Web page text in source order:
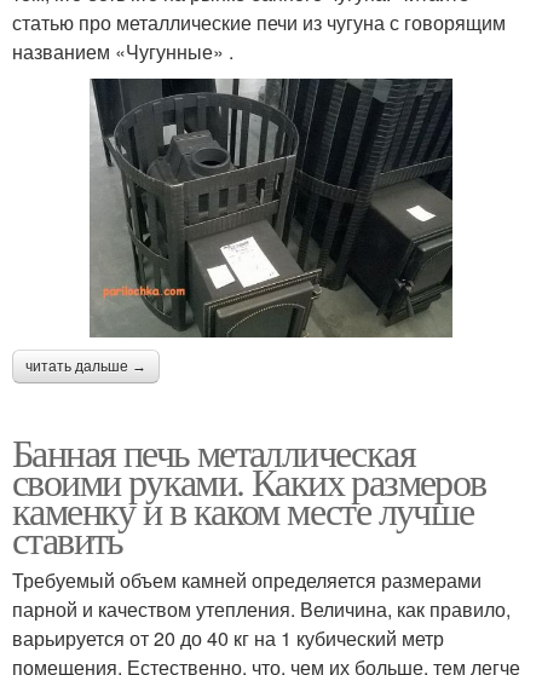
статью про металлические печи из чугуна с говорящим
названием «Чугунные» .
читать дальше →
Банная печь металлическая
своими руками. Каких размеров
каменку и в каком месте лучше
ставить
Требуемый объем камней определяется размерами
парной и качеством утепления. Величина, как правило,
варьируется от 20 до 40 кг на 1 кубический метр
помещения. Естественно, что, чем их больше, тем легче